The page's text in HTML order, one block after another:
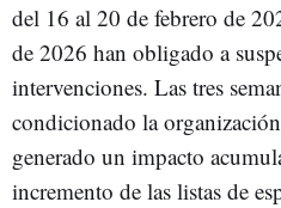
del 16 al 20 de febrero de
de 2026 han obligado a
intervenciones. Las tres
condicionado la
generado un impacto
incremento de las listas de